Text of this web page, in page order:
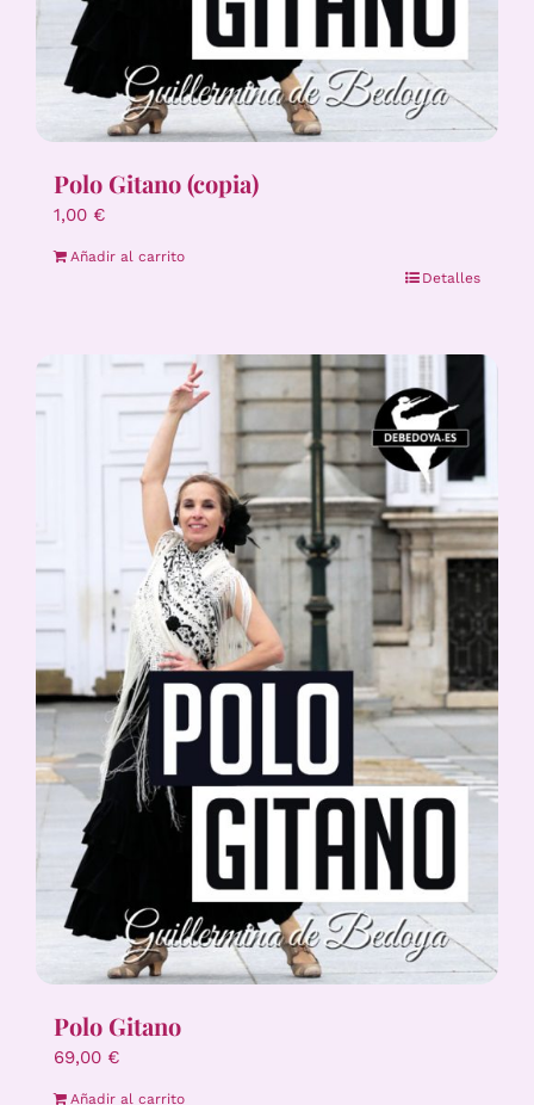
Polo Gitano (copia)
1,00 €
Añadir al carrito
Detalles
Polo Gitano
69,00 €
Añadir al carrito